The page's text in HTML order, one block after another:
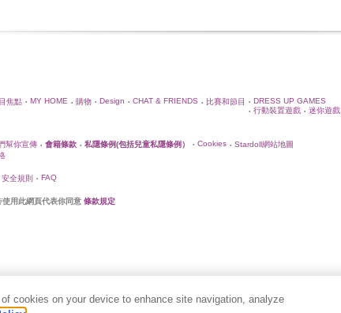
焦點 • MY HOME • 購物 • Design • CHAT & FRIENDS • 比賽和節目 • DRESS UP GAMES
• 行動裝置遊戲 • 迷你遊戲
幫你宣傳 • 會籍條款 • 私隱條例(包括兒童私隱條例） • Cookies • Stardoll網站地圖
安全規則 • FAQ
使用此網頁代表你同意 條款規定
cookies on your device to enhance site navigation, analyze